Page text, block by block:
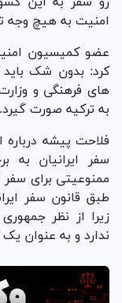
امنیت به هیچ وجه
عضو کمیسیون
کرد: بدون شک
های فرهنگی و وزارت
به ترکیه صورت گیرد.
فلاحت پیشه درباره
سفر ایرانیان
ممنوعیتی برای سفر
طبق قانون سفر
زیرا از نظر
ندارد و به عنوان